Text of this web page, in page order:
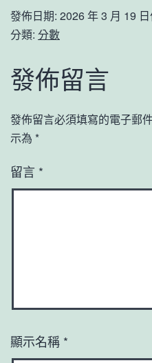
發佈日期: 2026 年 3 月 19 日
分類: 分數
發佈留言
發佈留言必須填寫的電子郵
示為 *
留言 *
顯示名稱 *